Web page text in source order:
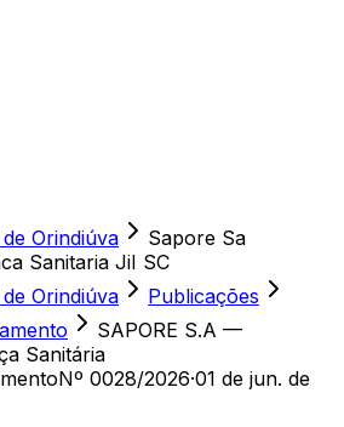
Orindiúva
Sapore Sa
Sanitaria JiI SC
Orindiúva
Publicações
SAPORE S.A —
Sanitária
Nº 0028/2026·01 de jun. de